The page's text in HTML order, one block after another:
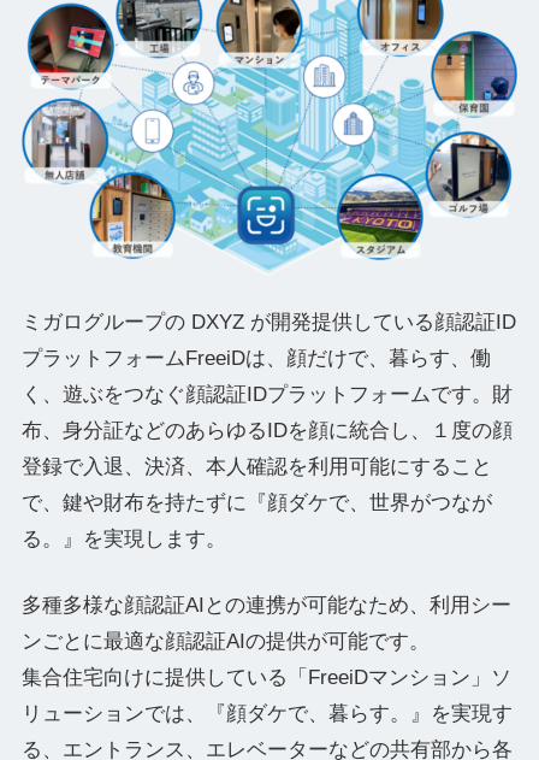
ミガログループの DXYZ が開発提供している顔認証ID
プラットフォームFreeiDは、顔だけで、暮らす、働
く、遊ぶをつなぐ顔認証IDプラットフォームです。財
布、身分証などのあらゆるIDを顔に統合し、１度の顔
登録で入退、決済、本人確認を利用可能にすること
で、鍵や財布を持たずに『顔ダケで、世界がつなが
る。』を実現します。
多種多様な顔認証AIとの連携が可能なため、利用シー
ンごとに最適な顔認証AIの提供が可能です。
集合住宅向けに提供している「FreeiDマンション」ソ
リューションでは、『顔ダケで、暮らす。』を実現す
る、エントランス、エレベーターなどの共有部から各